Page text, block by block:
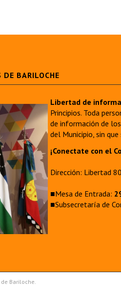
DE BARILOCHE
Libertad de
Principios. Toda
de información de
del Municipio, sin
¡Conectate con el
Dirección: Libertad 80
■Mesa de Entrada:
■Subsecretaría de
Bariloche.